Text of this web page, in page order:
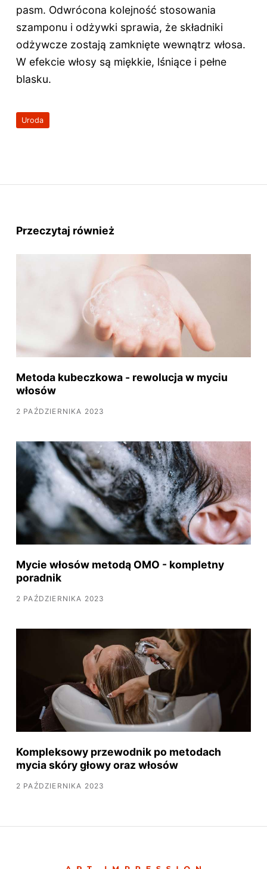
pasm. Odwrócona kolejność stosowania
szamponu i odżywki sprawia, że składniki
odżywcze zostają zamknięte wewnątrz włosa.
W efekcie włosy są miękkie, lśniące i pełne
blasku.
Uroda
Przeczytaj również
Metoda kubeczkowa - rewolucja w myciu
włosów
2 PAŹDZIERNIKA 2023
Mycie włosów metodą OMO - kompletny
poradnik
2 PAŹDZIERNIKA 2023
Kompleksowy przewodnik po metodach
mycia skóry głowy oraz włosów
2 PAŹDZIERNIKA 2023